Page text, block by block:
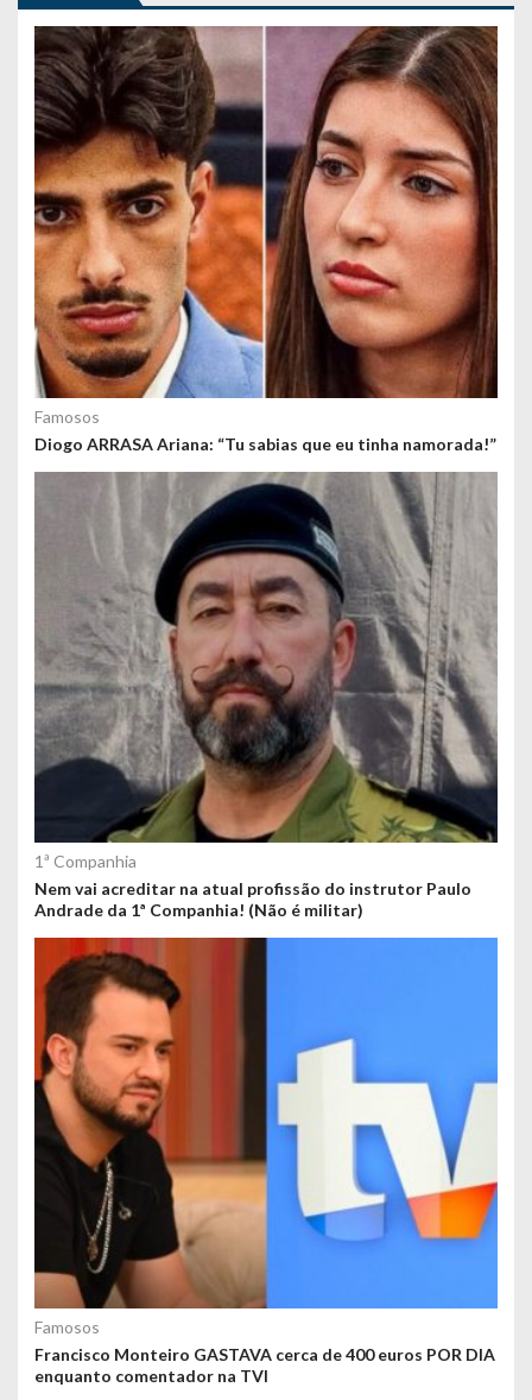
g
o
s
Famosos
Diogo ARRASA Ariana: “Tu sabias que eu tinha namorada!”
1ª Companhia
Nem vai acreditar na atual profissão do instrutor Paulo
Andrade da 1ª Companhia! (Não é militar)
Famosos
Francisco Monteiro GASTAVA cerca de 400 euros POR DIA
enquanto comentador na TVI